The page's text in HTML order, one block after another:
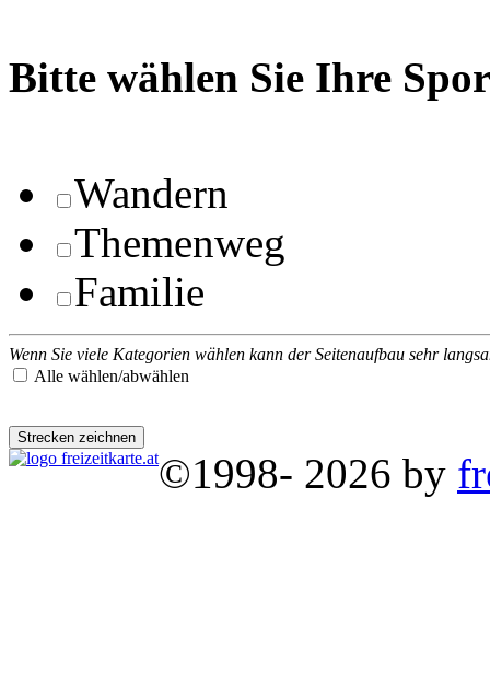
Bitte wählen Sie Ihre
Wandern
Themenweg
Familie
Wenn Sie viele Kategorien wählen kann der Seitenaufbau sehr
Alle wählen/abwählen
©1998- 2026 by